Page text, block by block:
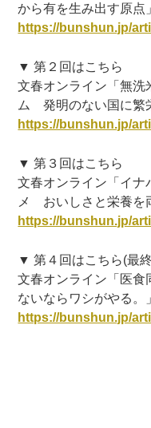
から有を生み出す原点」
https://bunshun.jp/
▼ 第２回はこちら
文春オンライン「無
ム 発明のない国に繁
https://bunshun.jp/
▼ 第３回はこちら
文春オンライン「イナ
メ おいしさと栄養を
https://bunshun.jp/
▼ 第４回はこちら(最
文春オンライン「医
ないならワシがやる。」
https://bunshun.jp/